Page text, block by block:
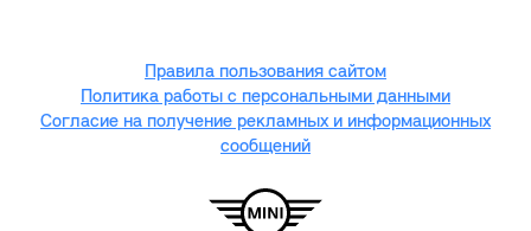
Правила пользования сайтом
Политика работы с персональными данными
Согласие на получение рекламных и информационных
сообщений